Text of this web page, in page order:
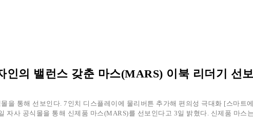
인의 밸런스 갖춘 마스(MARS) 이북 리더기 선
을 통해 선보인다. 7인치 디스플레이에 물리버튼 추가해 편의성 극대화 [스마트
자사 공식몰을 통해 신제품 마스(MARS)를 선보인다고 3일 밝혔다. 신제품 마스